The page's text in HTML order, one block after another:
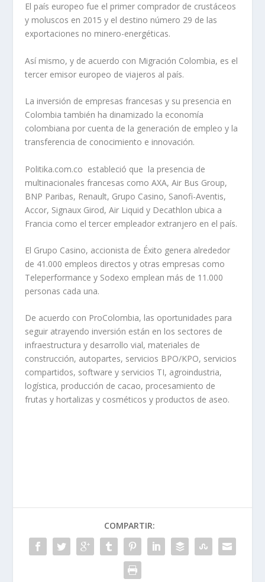
El país europeo fue el primer comprador de crustáceos
y moluscos en 2015 y el destino número 29 de las
exportaciones no minero-energéticas.
Así mismo, y de acuerdo con Migración Colombia, es el
tercer emisor europeo de viajeros al país.​
La inversión de empresas francesas y su presencia en
Colombia también ha dinamizado la economía
colombiana por cuenta de la generación de empleo y la
transferencia de conocimiento e innovación.
Politika.com.co estableció que la presencia de
multinacionales francesas como AXA, Air Bus Group,
BNP Paribas, Renault, Grupo Casino, Sanofi-Aventis,
Accor, Signaux Girod, Air Liquid y Decathlon ubica a
Francia como el tercer empleador extranjero en el país.
El Grupo Casino, accionista de Éxito genera alrededor
de 41.000 empleos directos y otras empresas como
Teleperformance y Sodexo emplean más de 11.000
personas cada una.
De acuerdo con ProColombia, las oportunidades para
seguir atrayendo inversión están en los sectores de
infraestructura y desarrollo vial, materiales de
construcción, autopartes, servicios BPO/KPO, servicios
compartidos, software y servicios TI, agroindustria,
logística, producción de cacao, procesamiento de
frutas y hortalizas y cosméticos y productos de aseo.
COMPARTIR: